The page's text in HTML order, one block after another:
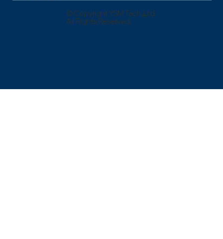
© Copyright YSM Tech.,Ltd.
All Rights Reserved.